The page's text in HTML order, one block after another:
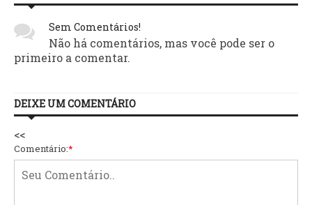
Sem Comentários!
Não há comentários, mas você pode ser o
primeiro a comentar.
DEIXE UM COMENTÁRIO
<<
Comentário:*